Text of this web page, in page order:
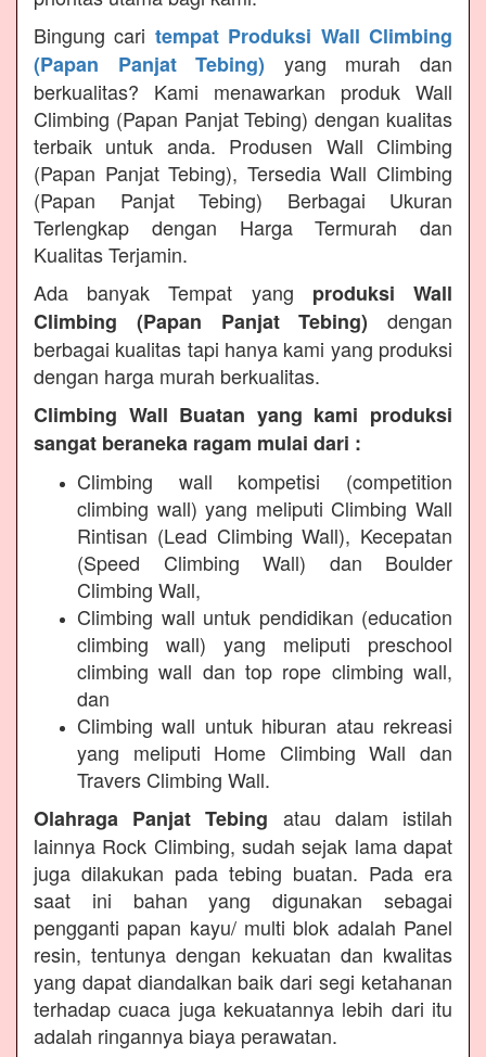
Bingung cari tempat Produksi Wall Climbing
(Papan Panjat Tebing) yang murah dan
berkualitas? Kami menawarkan produk Wall
Climbing (Papan Panjat Tebing) dengan kualitas
terbaik untuk anda. Produsen Wall Climbing
(Papan Panjat Tebing), Tersedia Wall Climbing
(Papan Panjat Tebing) Berbagai Ukuran
Terlengkap dengan Harga Termurah dan
Kualitas Terjamin.
Ada banyak Tempat yang produksi Wall
Climbing (Papan Panjat Tebing) dengan
berbagai kualitas tapi hanya kami yang produksi
dengan harga murah berkualitas.
Climbing Wall Buatan yang kami produksi
sangat beraneka ragam mulai dari :
Climbing wall kompetisi (competition
climbing wall) yang meliputi Climbing Wall
Rintisan (Lead Climbing Wall), Kecepatan
(Speed Climbing Wall) dan Boulder
Climbing Wall,
Climbing wall untuk pendidikan (education
climbing wall) yang meliputi preschool
climbing wall dan top rope climbing wall,
dan
Climbing wall untuk hiburan atau rekreasi
yang meliputi Home Climbing Wall dan
Travers Climbing Wall.
Olahraga Panjat Tebing atau dalam istilah
lainnya Rock Climbing, sudah sejak lama dapat
juga dilakukan pada tebing buatan. Pada era
saat ini bahan yang digunakan sebagai
pengganti papan kayu/ multi blok adalah Panel
resin, tentunya dengan kekuatan dan kwalitas
yang dapat diandalkan baik dari segi ketahanan
terhadap cuaca juga kekuatannya lebih dari itu
adalah ringannya biaya perawatan.